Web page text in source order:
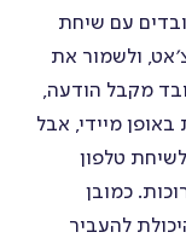
עם שיחת
ולשמור את
מקבל הודעה,
באופן מיידי, אבל
טלפון
כמובן
להעביר